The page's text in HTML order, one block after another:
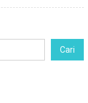
Cari